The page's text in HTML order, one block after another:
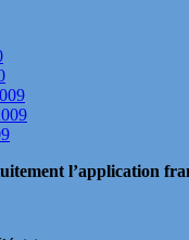
l’application